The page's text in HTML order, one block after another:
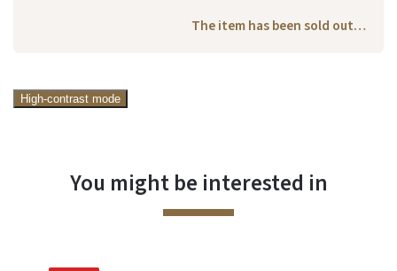
The item has been sold out…
High-contrast mode
You might be interested in